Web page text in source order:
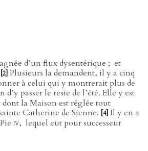
d’un flux dysentérique ; et
[2] Plusieurs la demandent, il y a cinq
à celui qui y montrerait plus de
d’y passer le reste de l’été. Elle y est
dont la Maison est réglée tout
Catherine de Sienne. [4] Il y en a
iv, lequel eut pour successeur